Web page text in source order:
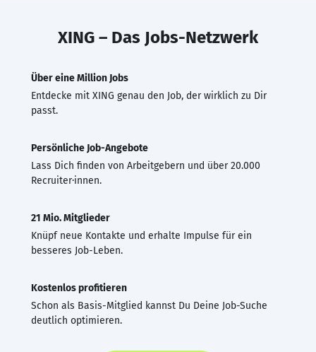
XING – Das Jobs-Netzwerk
Über eine Million Jobs
Entdecke mit XING genau den Job, der wirklich zu Dir
passt.
Persönliche Job-Angebote
Lass Dich finden von Arbeitgebern und über 20.000
Recruiter·innen.
21 Mio. Mitglieder
Knüpf neue Kontakte und erhalte Impulse für ein
besseres Job-Leben.
Kostenlos profitieren
Schon als Basis-Mitglied kannst Du Deine Job-Suche
deutlich optimieren.